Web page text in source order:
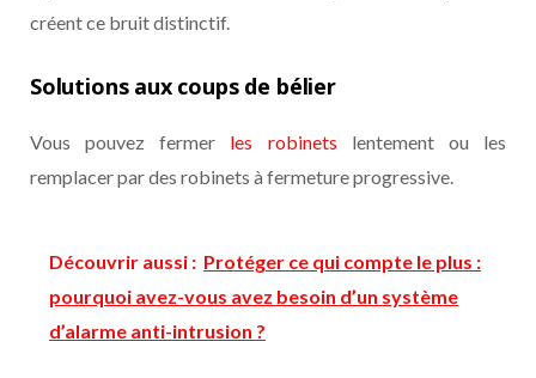
créent ce bruit distinctif.
Solutions aux coups de bélier
Vous pouvez fermer les robinets lentement ou les
remplacer par des robinets à fermeture progressive.
Découvrir aussi : Protéger ce qui compte le plus :
pourquoi avez-vous avez besoin d’un système
d’alarme anti-intrusion ?